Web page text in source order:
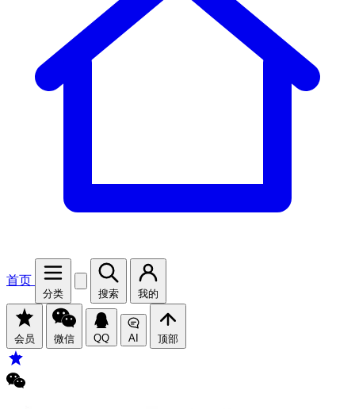
首页
分类 搜索 我的
会员 微信 QQ AI 顶部